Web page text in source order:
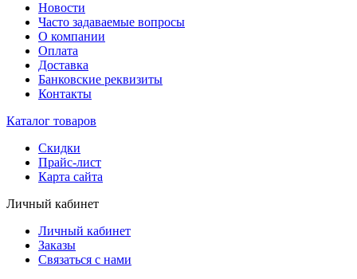
Новости
Часто задаваемые вопросы
О компании
Оплата
Доставка
Банковские реквизиты
Контакты
Каталог товаров
Скидки
Прайс-лист
Карта сайта
Личный кабинет
Личный кабинет
Заказы
Связаться с нами